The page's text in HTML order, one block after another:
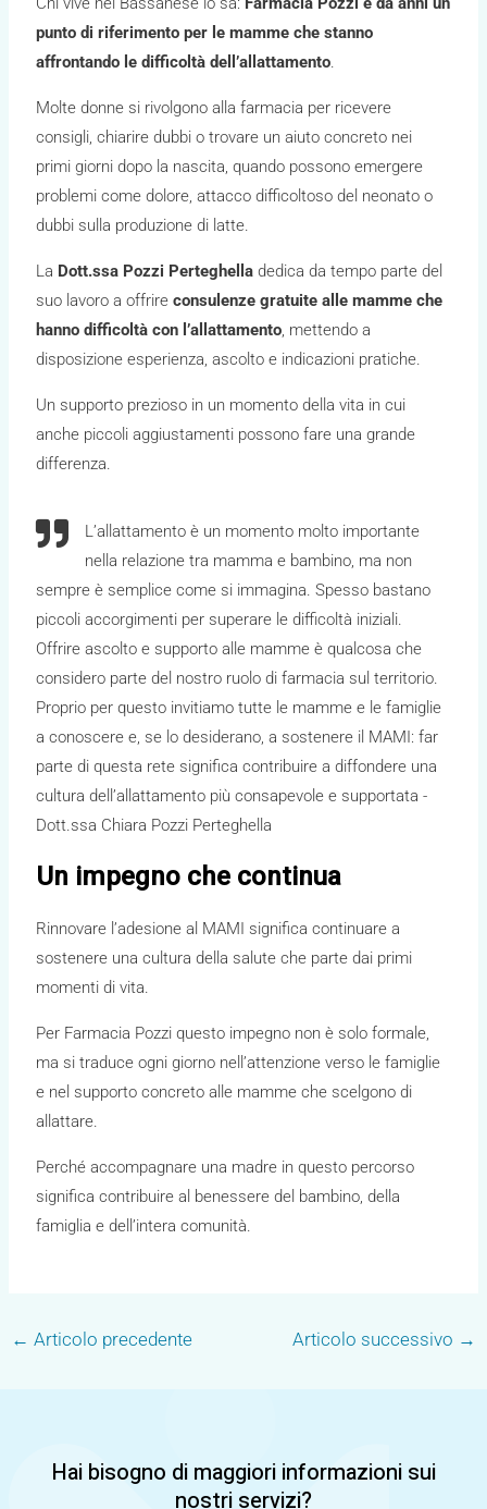
punto di riferimento per le mamme che stanno
affrontando le difficoltà dell’allattamento.
Molte donne si rivolgono alla farmacia per ricevere
consigli, chiarire dubbi o trovare un aiuto concreto nei
primi giorni dopo la nascita, quando possono emergere
problemi come dolore, attacco difficoltoso del neonato o
dubbi sulla produzione di latte.
La Dott.ssa Pozzi Perteghella dedica da tempo parte del
suo lavoro a offrireconsulenze gratuite alle mamme che
hanno difficoltà con l’allattamento, mettendo a
disposizione esperienza, ascolto e indicazioni pratiche.
Un supporto prezioso in un momento della vita in cui
anche piccoli aggiustamenti possono fare una grande
differenza.
L’allattamento è un momento molto importante
nella relazione tra mamma e bambino, ma non
sempre è semplice come si immagina. Spesso bastano
piccoli accorgimenti per superare le difficoltà iniziali.
Offrire ascolto e supporto alle mamme è qualcosa che
considero parte del nostro ruolo di farmacia sul territorio.
Proprio per questo invitiamo tutte le mamme e le famiglie
a conoscere e, se lo desiderano, a sostenere il MAMI: far
parte di questa rete significa contribuire a diffondere una
cultura dell’allattamento più consapevole e supportata -
Dott.ssa Chiara Pozzi Perteghella
Un impegno che continua
Rinnovare l’adesione al MAMI significa continuare a
sostenere una cultura della salute che parte dai primi
momenti di vita.
Per Farmacia Pozzi questo impegno non è solo formale,
ma si traduce ogni giorno nell’attenzione verso le famiglie
e nel supporto concreto alle mamme che scelgono di
allattare.
Perché accompagnare una madre in questo percorso
significa contribuire al benessere del bambino, della
famiglia e dell’intera comunità.
← Articolo precedente Articolo successivo →
Hai bisogno di maggiori informazioni sui
nostri servizi?